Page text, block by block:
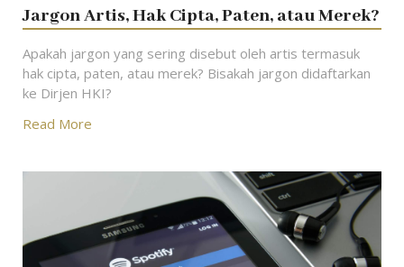
Jargon Artis, Hak Cipta, Paten, atau Merek?
Apakah jargon yang sering disebut oleh artis termasuk
hak cipta, paten, atau merek? Bisakah jargon didaftarkan
ke Dirjen HKI?
Read More